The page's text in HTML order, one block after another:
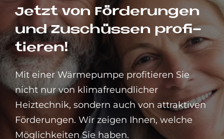
Jet­zt von För­de­run­gen
und Zu­schüs­sen pro­fi­
tie­ren!
Mit einer Wärmepumpe profitieren Sie
nicht nur von klimafreundlicher
Heiztechnik, sondern auch von attraktiven
Förderungen. Wir zeigen Ihnen, welche
Möglichkeiten Sie haben.